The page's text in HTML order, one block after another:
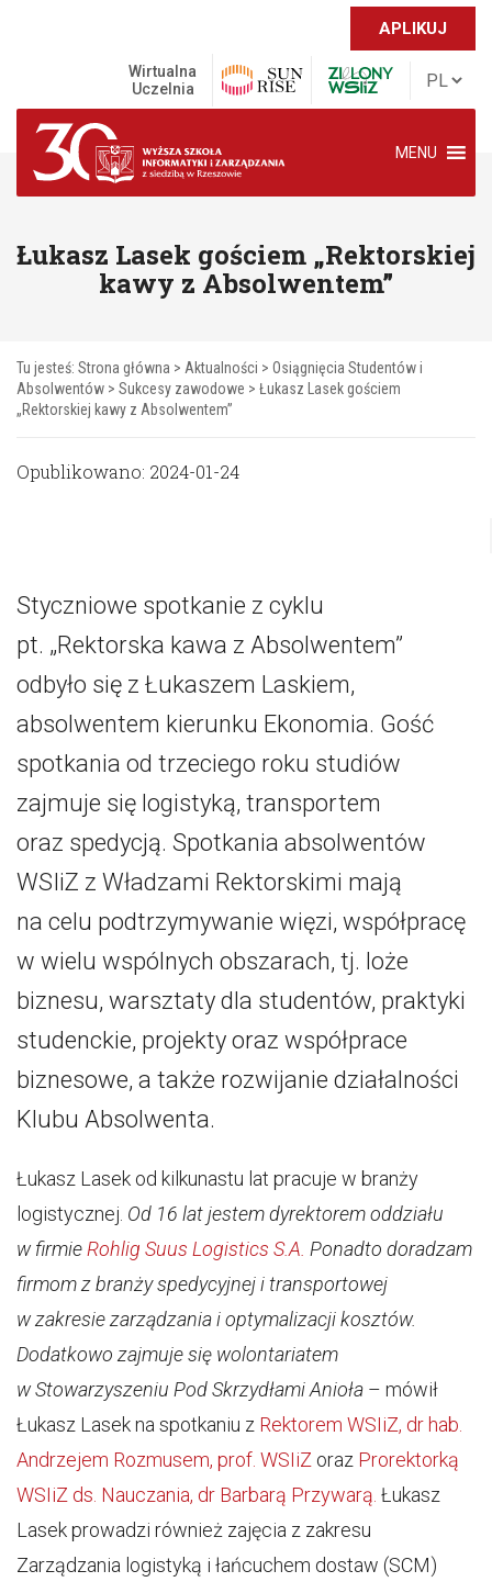
APLIKUJ
Wirtualna
Uczelnia
MENU
Łukasz Lasek gościem „Rektorskiej
kawy z Absolwentem”
Tu jesteś: Strona główna > Aktualności > Osiągnięcia Studentów i
Absolwentów > Sukcesy zawodowe > Łukasz Lasek gościem
„Rektorskiej kawy z Absolwentem”
Opublikowano: 2024-01-24
Styczniowe spotkanie z cyklu
pt. „Rektorska kawa z Absolwentem”
odbyło się z Łukaszem Laskiem,
absolwentem kierunku Ekonomia. Gość
spotkania od trzeciego roku studiów
zajmuje się logistyką, transportem
oraz spedycją. Spotkania absolwentów
WSIiZ z Władzami Rektorskimi mają
na celu podtrzymywanie więzi, współpracę
w wielu wspólnych obszarach, tj. loże
biznesu, warsztaty dla studentów, praktyki
studenckie, projekty oraz współprace
biznesowe, a także rozwijanie działalności
Klubu Absolwenta.
Łukasz Lasek od kilkunastu lat pracuje w branży
logistycznej. Od 16 lat jestem dyrektorem oddziału
w firmieRohlig Suus Logistics S.A. Ponadto doradzam
firmom z branży spedycyjnej i transportowej
w zakresie zarządzania i optymalizacji kosztów.
Dodatkowo zajmuje się wolontariatem
w Stowarzyszeniu Pod Skrzydłami Anioła – mówił
Łukasz Lasek na spotkaniu z Rektorem WSIiZ, dr hab.
Andrzejem Rozmusem, prof. WSIiZ oraz Prorektorką
WSIiZ ds. Nauczania, dr Barbarą Przywarą. Łukasz
Lasek prowadzi również zajęcia z zakresu
Zarządzania logistyką i łańcuchem dostaw (SCM)